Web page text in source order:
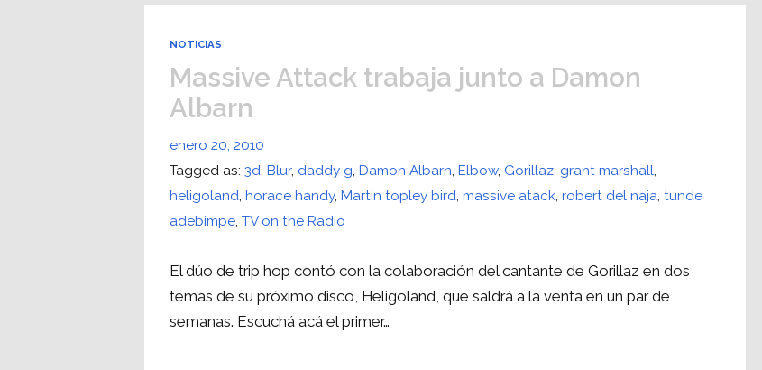
NOTICIAS
Massive Attack trabaja junto a Damon
Albarn
enero 20, 2010
Tagged as:3d,Blur, daddy g,Damon Albarn,Elbow, Gorillaz, grant marshall,
heligoland,horace handy,Martin topley bird,massive atack,robert del naja,tunde
adebimpe,TV on the Radio
El dúo de trip hop contó con la colaboración del cantante de Gorillaz en dos
temas de su próximo disco, Heligoland, que saldrá a la venta en un par de
semanas. Escuchá acá el primer…